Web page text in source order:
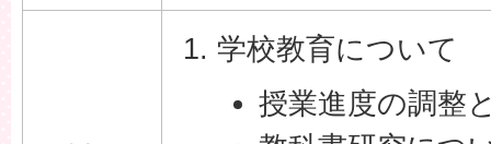
学校教育について
授業進度の調整